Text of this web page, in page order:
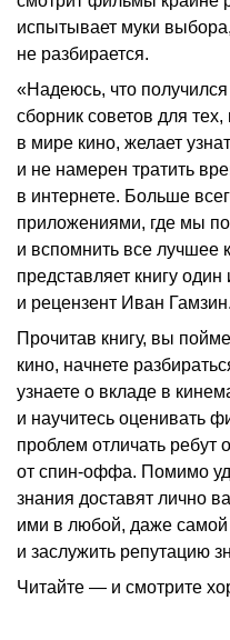
испытывает муки
не разбирается.
«Надеюсь, что
сборник советов для тех,
в мире кино, желает
и не намерен тратить
в интернете. Больше
приложениями, где мы
и вспомнить все лучшее
представляет книгу
и рецензент Иван Гамзин.
Прочитав книгу, вы
кино, начнете
узнаете о вкладе в
и научитесь оценивать
проблем отличать ребут
от спин-оффа. Помимо
знания доставят лично
ими в любой, даже
и заслужить репутацию
Читайте — и смотрите